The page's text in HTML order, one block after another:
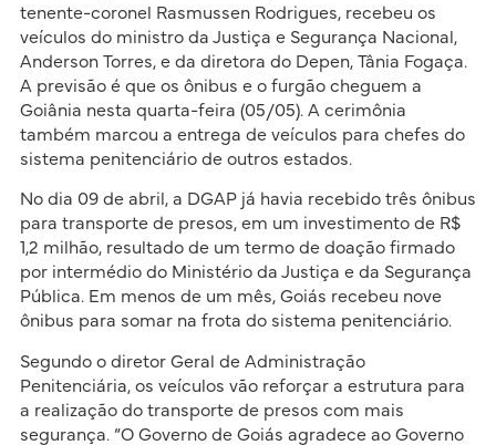
tenente-coronel Rasmussen Rodrigues, recebeu os
veículos do ministro da Justiça e Segurança Nacional,
Anderson Torres, e da diretora do Depen, Tânia Fogaça.
A previsão é que os ônibus e o furgão cheguem a
Goiânia nesta quarta-feira (05/05). A cerimônia
também marcou a entrega de veículos para chefes do
sistema penitenciário de outros estados.
No dia 09 de abril, a DGAP já havia recebido três ônibus
para transporte de presos, em um investimento de R$
1,2 milhão, resultado de um termo de doação firmado
por intermédio do Ministério da Justiça e da Segurança
Pública. Em menos de um mês, Goiás recebeu nove
ônibus para somar na frota do sistema penitenciário.
Segundo o diretor Geral de Administração
Penitenciária, os veículos vão reforçar a estrutura para
a realização do transporte de presos com mais
segurança. “O Governo de Goiás agradece ao Governo